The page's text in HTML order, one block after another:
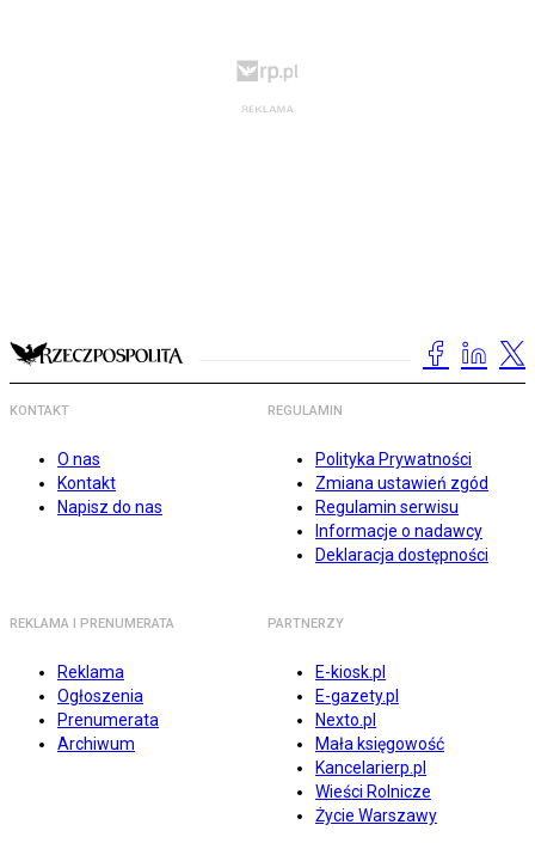
KONTAKT
O nas
Kontakt
Napisz do nas
REGULAMIN
Polityka Prywatności
Zmiana ustawień zgód
Regulamin serwisu
Informacje o nadawcy
Deklaracja dostępności
REKLAMA I PRENUMERATA
Reklama
Ogłoszenia
Prenumerata
Archiwum
PARTNERZY
E-kiosk.pl
E-gazety.pl
Nexto.pl
Mała księgowość
Kancelarierp.pl
Wieści Rolnicze
Życie Warszawy